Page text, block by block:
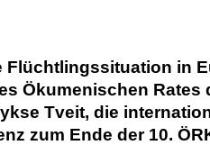
Flüchtlingssituation in
Ökumenischen Rates
Tveit, die
zum Ende der 10.